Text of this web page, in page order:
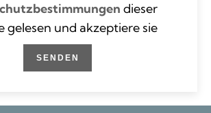
dieser
gelesen und akzeptiere sie
SENDEN